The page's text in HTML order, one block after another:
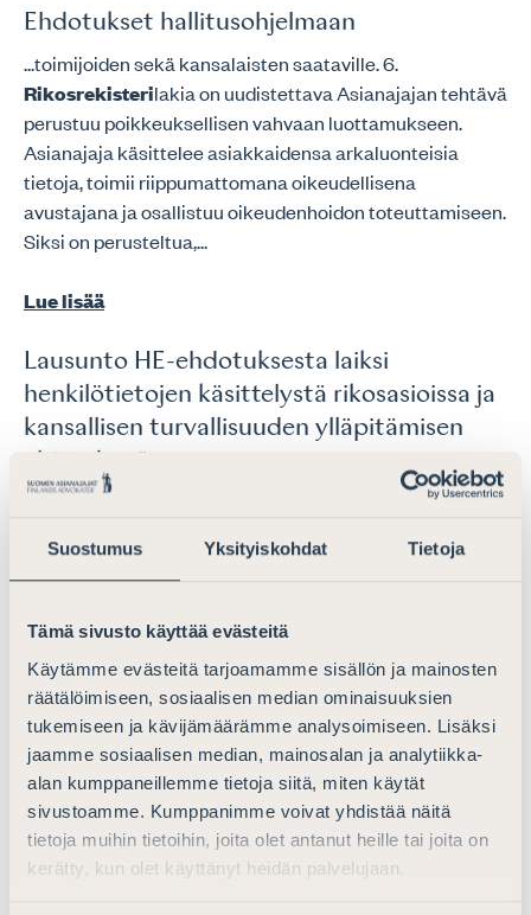
Suostumus Yksityiskohdat Tietoja
Tämä sivusto käyttää evästeitä
Käytämme evästeitä tarjoamamme sisällön ja mainosten
räätälöimiseen, sosiaalisen median ominaisuuksien
tukemiseen ja kävijämäärämme analysoimiseen. Lisäksi
jaamme sosiaalisen median, mainosalan ja analytiikka-
alan kumppaneillemme tietoja siitä, miten käytät
sivustoamme. Kumppanimme voivat yhdistää näitä
tietoja muihin tietoihin, joita olet antanut heille tai joita on
kerätty, kun olet käyttänyt heidän palvelujaan.
Ehdotukset hallitusohjelmaan
...toimijoiden sekä kansalaisten saataville. 6.
Rikosrekisterilakia on uudistettava Asianajajan tehtävä
perustuu poikkeuksellisen vahvaan luottamukseen.
Asianajaja käsittelee asiakkaidensa arkaluonteisia
tietoja, toimii riippumattomana oikeudellisena
avustajana ja osallistuu oikeudenhoidon toteuttamiseen.
Siksi on perusteltua,...
Lue lisää
Lausunto HE-ehdotuksesta laiksi
henkilötietojen käsittelystä rikosasioissa ja
kansallisen turvallisuuden ylläpitämisen
yhteydessä
...nykyisestä ehdotuksesta. Rekisterimerkinnän taustalla
asiattomia rekisterimerkintöjä. Etenkin ehdotuksessa
mainitut rekisterimerkinnät rikoksen ennalta
ehkäisemisen ja paljastamisen perusteella ovat
ongelmallisia. Suomen poliisin epäiltyjen
rikosrekisteriin...
Lue lisää
Lausunto julkisyhteisön
vahingonkorvausvastuuta koskevan
lainsäädännön uudistamista koskevasta